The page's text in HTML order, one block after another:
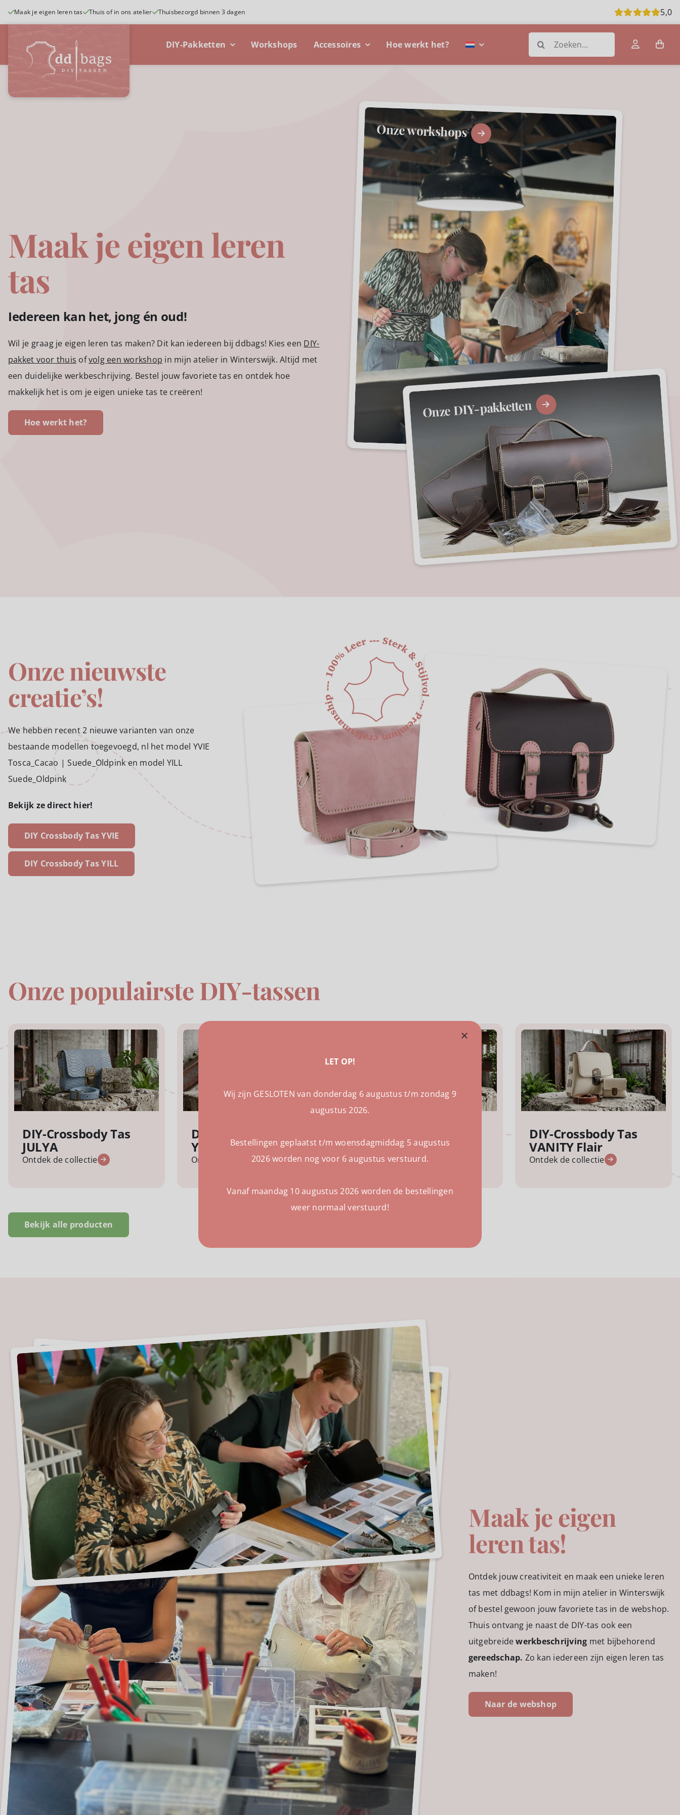
naar
Maak je eigen leren tas Thuis of in ons atelier Thuisbezorgd binnen 3 dagen 5,0
DIY-Pakketten Workshops Accessoires Hoe werkt het?
Zoeken
naar:
Maak je eigen leren
tas
Iedereen kan het, jong én oud!
Wil je graag je eigen leren tas maken? Dit kan iedereen bij ddbags! Kies een DIY-
pakket voor thuis ofvolg een workshop in mijn atelier in Winterswijk. Altijd met
een duidelijke werkbeschrijving. Bestel jouw favoriete tas en ontdek hoe
makkelijk het is om je eigen unieke tas te creëren!
Hoe werkt het?
Onze workshops
Onze DIY-pakketten
Onze nieuwste
creatie’s!
We hebben recent 2 nieuwe varianten van onze
bestaande modellen toegevoegd, nl het model YVIE
Tosca_Cacao | Suede_Oldpink en model YILL
Suede_Oldpink
Bekijk ze direct hier!
DIY Crossbody Tas YVIE
DIY Crossbody Tas YILL
Onze populairste DIY-tassen
DIY-Crossbody Tas
JULYA
Ontdek de collectie
DIY-Crossbody Tas
YVIE
Ontdek de collectie
YILL
Ontdek de collectie
DIY-Crossbody Tas
VANITY Flair
Ontdek de collectie
Bekijk alle producten
Maak je eigen
leren tas!
Ontdek jouw creativiteit en maak een unieke leren
tas met ddbags! Kom in mijn atelier in Winterswijk
of bestel gewoon jouw favoriete tas in de webshop.
Thuis ontvang je naast de DIY-tas ook een
uitgebreidewerkbeschrijving met bijbehorend
gereedschap. Zo kan iedereen zijn eigen leren tas
maken!
Naar de webshop
LET OP!
Wij zijn GESLOTEN van donderdag 6 augustus t/m zondag 9
augustus 2026.
Bestellingen geplaatst t/m woensdagmiddag 5 augustus
2026 worden nog voor 6 augustus verstuurd.
Vanaf maandag 10 augustus 2026 worden de bestellingen
weer normaal verstuurd!